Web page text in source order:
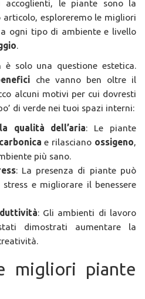
le piante sono la
articolo, esploreremo le migliori
ogni tipo di ambiente e livello
.
solo una questione estetica.
che vanno ben oltre il
alcuni motivi per cui dovresti
di verde nei tuoi spazi interni:
qualità dell’aria: Le piante
e rilasciano ossigeno,
più sano.
: La presenza di piante può
e migliorare il benessere
: Gli ambienti di lavoro
dimostrati aumentare la
migliori piante